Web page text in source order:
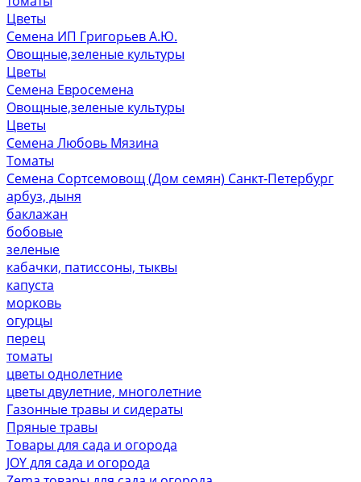
Цветы
Семена ИП Григорьев А.Ю.
Овощные,зеленые культуры
Цветы
Семена Евросемена
Овощные,зеленые культуры
Цветы
Семена Любовь Мязина
Томаты
Семена Сортсемовощ (Дом семян) Санкт-Петербург
арбуз, дыня
баклажан
бобовые
зеленые
кабачки, патиссоны, тыквы
капуста
морковь
огурцы
перец
томаты
цветы однолетние
цветы двулетние, многолетние
Газонные травы и сидераты
Пряные травы
Товары для сада и огорода
JOY для сада и огорода